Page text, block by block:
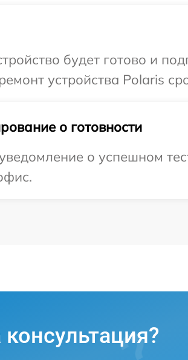
будет готово и
устройства Polaris
о готовности
о успешном